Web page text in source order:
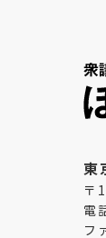
東
〒
電
フ